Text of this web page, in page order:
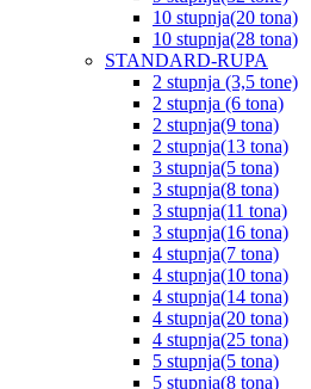
10 stupnja(20 tona)
10 stupnja(28 tona)
STANDARD-RUPA
2 stupnja (3,5 tone)
2 stupnja (6 tona)
2 stupnja(9 tona)
2 stupnja(13 tona)
3 stupnja(5 tona)
3 stupnja(8 tona)
3 stupnja(11 tona)
3 stupnja(16 tona)
4 stupnja(7 tona)
4 stupnja(10 tona)
4 stupnja(14 tona)
4 stupnja(20 tona)
4 stupnja(25 tona)
5 stupnja(5 tona)
5 stupnja(8 tona)